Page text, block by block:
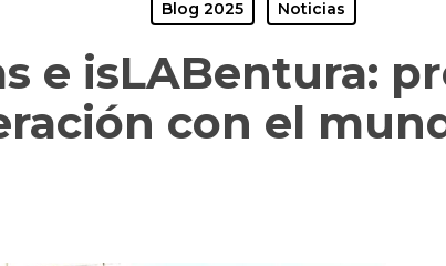
Blog 2025 Noticias
e isLABentura:
con el